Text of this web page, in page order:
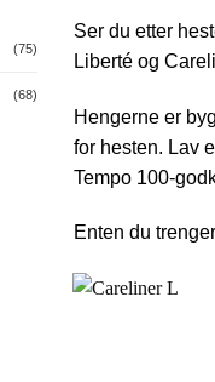
(75)
(68)
Ser du etter
Liberté og
Hengerne er
for hesten. Lav
Tempo 100-
Enten du